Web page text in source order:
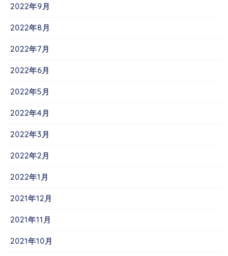
2022年9月
2022年8月
2022年7月
2022年6月
2022年5月
2022年4月
2022年3月
2022年2月
2022年1月
2021年12月
2021年11月
2021年10月